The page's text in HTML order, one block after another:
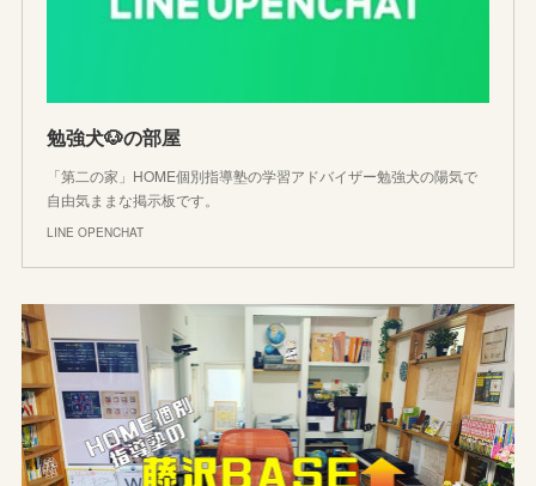
勉強犬🐶の部屋
「第二の家」HOME個別指導塾の学習アドバイザー勉強犬の陽気で
自由気ままな掲示板です。
LINE OPENCHAT